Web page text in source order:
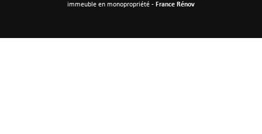
immeuble en monopropriété -France Rénov